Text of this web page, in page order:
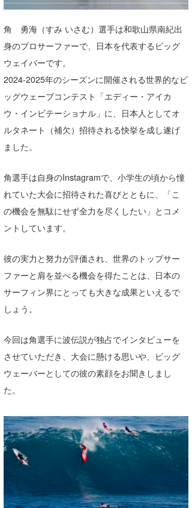
会員メニュー
今月のプレゼント
角 勇海（すみ いさむ）選手は和歌山県南紀出
身のプロサーファーで、日本を代表するビッグ
ウェイバーです。
2024-2025年のシーズンに開催される世界的なビ
ッグウェーブコンテスト「エディー・アイカ
ウ・インビテーショナル」に、日本人としてオ
ルタネート（補欠）招待される快挙を成し遂げ
ました。
角選手は自身のInstagramで、小学生の頃から憧
れていた大会に招待された喜びとともに、「こ
の機会を無駄にせず全力を尽くしたい」とコメ
ントしています。
彼の実力と努力が評価され、世界のトップサー
ファーと肩を並べる機会を得たことは、日本の
サーフィン界にとっても大きな成果といえるで
しょう。
今回は角選手に波伝説が独占でインタビューを
させていただき、大会に懸ける思いや、ビッグ
ウェーバーとしての彼の素顔をお聞きしまし
た。
ショップ情報
湘南
伊豆
大阪
四国
沖縄
ウラナミ
お知らせ
ルール＆How to
サーファーズ
ライター/寄稿メディア
Core Surf Japan
mitsuteru Kamio
Yasunari Inoue
arukasvision
DELTA FORCE SURF
熊谷素子
SURFMEDIA
Colors MAGAZINE
波伝説アンバサダー/プロライダー
福島寿実子
嵯峨明日香
植村未来
波伝説スタッフ
+☆maki☆+
ECE